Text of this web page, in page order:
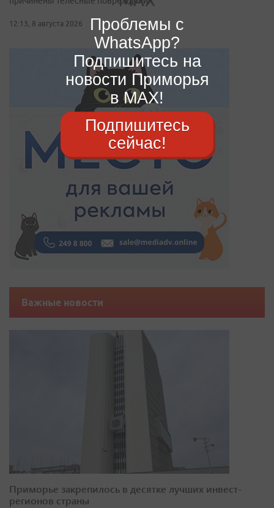
12:13, 8 августа 2026
Важные новости
Приморье закрепилось в десятке лучших инвест-
регионов страны
Проблемы с
WhatsApp?
Подпишитесь на
новости Приморья
в MAX!
Подпишитесь
сейчас!